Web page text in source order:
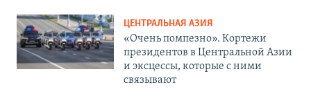
ЦЕНТРАЛЬНАЯ АЗИЯ
«Очень помпезно». Кортежи
президентов в Центральной Азии
и эксцессы, которые с ними
связывают